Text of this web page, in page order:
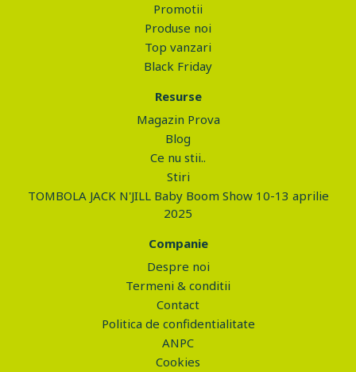
Promotii
Produse noi
Top vanzari
Black Friday
Resurse
Magazin Prova
Blog
Ce nu stii..
Stiri
TOMBOLA JACK N'JILL Baby Boom Show 10-13 aprilie
2025
Companie
Despre noi
Termeni & conditii
Contact
Politica de confidentialitate
ANPC
Cookies